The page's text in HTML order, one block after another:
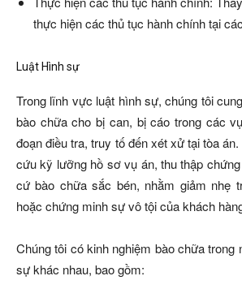
thực hiện các thủ tục hành chính tại
Luật Hình sự
Trong lĩnh vực luật hình sự, chúng tôi
bào chữa cho bị can, bị cáo trong các
đoạn điều tra, truy tố đến xét xử tại tòa
cứu kỹ lưỡng hồ sơ vụ án, thu thập
cứ bào chữa sắc bén, nhằm giảm nhẹ
hoặc chứng minh sự vô tội của khách
Chúng tôi có kinh nghiệm bào chữa trong
sự khác nhau, bao gồm: